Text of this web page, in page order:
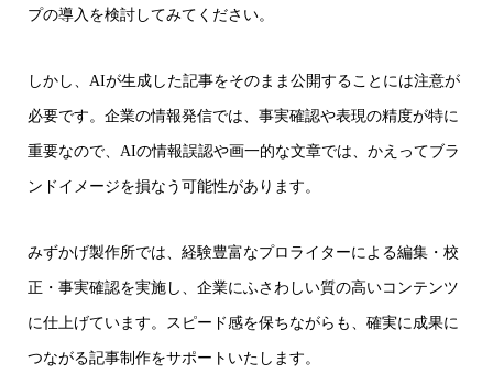
プの導入を検討してみてください。
しかし、AIが生成した記事をそのまま公開することには注意が
必要です。企業の情報発信では、事実確認や表現の精度が特に
重要なので、AIの情報誤認や画一的な文章では、かえってブラ
ンドイメージを損なう可能性があります。
みずかげ製作所では、経験豊富なプロライターによる編集・校
正・事実確認を実施し、企業にふさわしい質の高いコンテンツ
に仕上げています。スピード感を保ちながらも、確実に成果に
つながる記事制作をサポートいたします。